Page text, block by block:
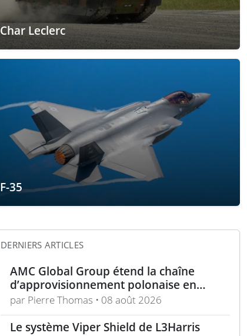
Char Leclerc
F-35
DERNIERS ARTICLES
AMC Global Group étend la chaîne
d’approvisionnement polonaise en
munitions de 155 mm
par Pierre Thomas • 08 août 2026
Le système Viper Shield de L3Harris